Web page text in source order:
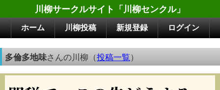
川柳サークルサイト「川柳センクル」
ホーム 川柳投稿 新規登録 ログイン
多倫多地味さんの川柳（投稿一覧）